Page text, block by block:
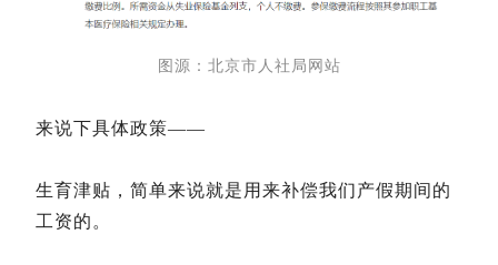
图源：北京市人社局网站
来说下具体政策——
生育津贴，简单来说就是用来补偿我们产假期间的
工资的。